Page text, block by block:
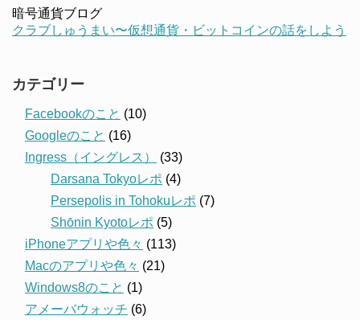
暗号通貨ブログ
クラブしゅうまい〜仮想通貨・ビットコインの話をしよう
カテゴリー
Facebookのこと (10)
Googleのこと (16)
Ingress（イングレス）
(33)
Darsana Tokyoレポ (4)
Persepolis in Tohokuレポ (7)
Shōnin Kyotoレポ (5)
iPhoneアプリや色々 (113)
Macのアプリや色々 (21)
Windows8のこと (1)
アメーバウォッチ (6)